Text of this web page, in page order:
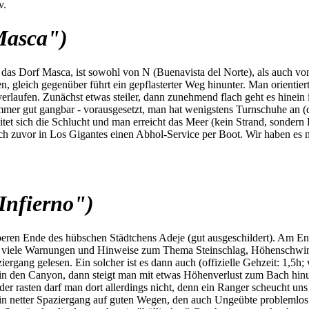
Dorf Masca, ist sowohl von N (Buenavista del Norte), als auch
gleich gegenüber führt ein gepflasterter Weg hinunter. Man
Zunächst etwas steiler, dann zunehmend flach geht es
gut gangbar - vorausgesetzt, man hat wenigstens Turnschuhe
sich die Schlucht und man erreicht das Meer (kein Strand,
zuvor in Los Gigantes einen Abhol-Service per Boot. Wir haben es
Ende des hübschen Städtchens Adeje (gut ausgeschildert). Am
Warnungen und Hinweise zum Thema Steinschlag,
gelesen. Ein solcher ist es dann auch (offizielle Gehzeit:
Canyon, dann steigt man mit etwas Höhenverlust zum Bach
rasten darf man dort allerdings nicht, denn ein Ranger scheucht
Spaziergang auf guten Wegen, den auch Ungeübte